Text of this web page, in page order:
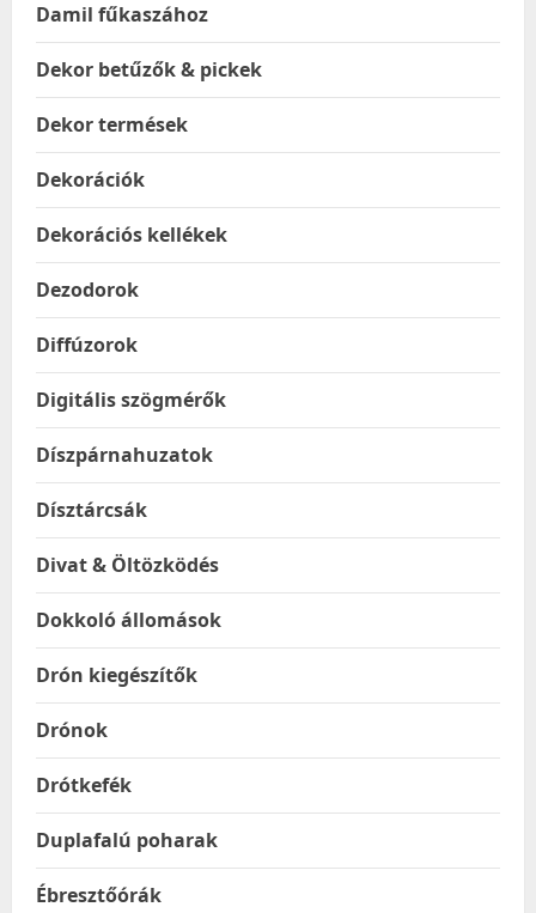
Damil fűkaszához
Dekor betűzők & pickek
Dekor termések
Dekorációk
Dekorációs kellékek
Dezodorok
Diffúzorok
Digitális szögmérők
Díszpárnahuzatok
Dísztárcsák
Divat & Öltözködés
Dokkoló állomások
Drón kiegészítők
Drónok
Drótkefék
Duplafalú poharak
Ébresztőórák